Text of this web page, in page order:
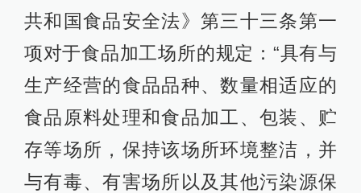
共和国食品安全法》第三十三条第一
项对于食品加工场所的规定：“具有与
生产经营的食品品种、数量相适应的
食品原料处理和食品加工、包装、贮
存等场所，保持该场所环境整洁，并
与有毒、有害场所以及其他污染源保